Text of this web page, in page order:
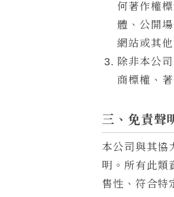
何著作權
體、公開
網站或其
除非本公
商標權、
三、免責聲
本公司與其協
明。所有此類
售性、符合特